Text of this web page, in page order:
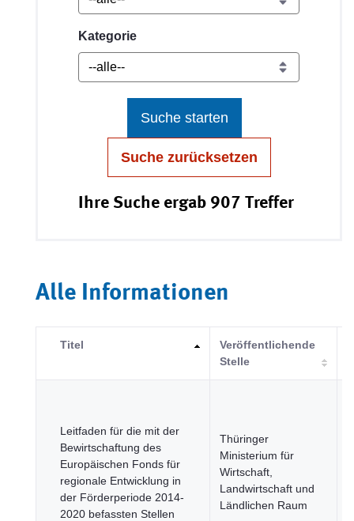
Kategorie
Suche starten
Suche zurücksetzen
Ihre Suche ergab 907 Treffer
Alle Informationen
Titel
Veröffentlichende
Stelle
Leitfaden für die mit der
Bewirtschaftung des
Europäischen Fonds für
regionale Entwicklung in
der Förderperiode 2014-
2020 befassten Stellen
Thüringer
Ministerium für
Wirtschaft,
Landwirtschaft und
Ländlichen Raum